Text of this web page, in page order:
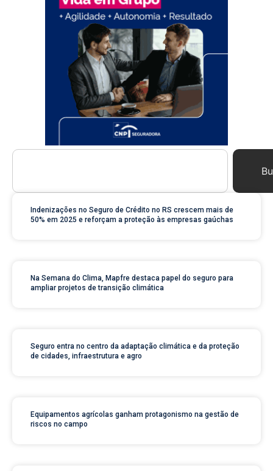
Indenizações no Seguro de Crédito no RS crescem mais de
50% em 2025 e reforçam a proteção às empresas gaúchas
Na Semana do Clima, Mapfre destaca papel do seguro para
ampliar projetos de transição climática
Seguro entra no centro da adaptação climática e da proteção
de cidades, infraestrutura e agro
Equipamentos agrícolas ganham protagonismo na gestão de
riscos no campo